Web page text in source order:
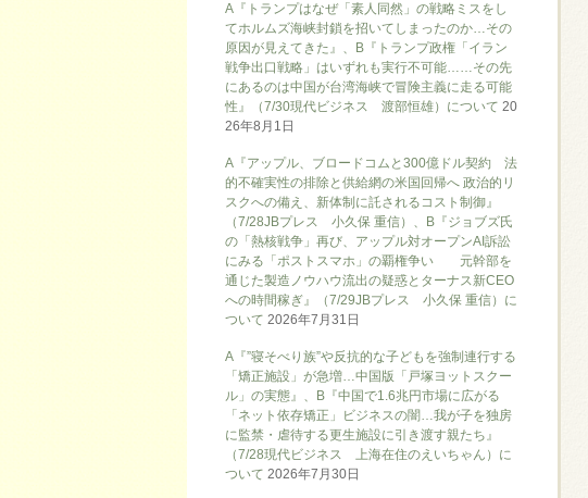
A『トランプはなぜ「素人同然」の戦略ミスをし
てホルムズ海峡封鎖を招いてしまったのか…その
原因が見えてきた』、B『トランプ政権「イラン
戦争出口戦略」はいずれも実行不可能……その先
にあるのは中国が台湾海峡で冒険主義に走る可能
性』（7/30現代ビジネス 渡部恒雄）について 20
26年8月1日
A『アップル、ブロードコムと300億ドル契約 法
的不確実性の排除と供給網の米国回帰へ 政治的リ
スクへの備え、新体制に託されるコスト制御』
（7/28JBプレス 小久保 重信）、B『ジョブズ氏
の「熱核戦争」再び、アップル対オープンAI訴訟
にみる「ポストスマホ」の覇権争い 元幹部を
通じた製造ノウハウ流出の疑惑とターナス新CEO
への時間稼ぎ』（7/29JBプレス 小久保 重信）に
ついて 2026年7月31日
A『”寝そべり族”や反抗的な子どもを強制連行する
「矯正施設」が急増…中国版「戸塚ヨットスクー
ル」の実態』、B『中国で1.6兆円市場に広がる
「ネット依存矯正」ビジネスの闇…我が子を独房
に監禁・虐待する更生施設に引き渡す親たち』
（7/28現代ビジネス 上海在住のえいちゃん）に
ついて 2026年7月30日